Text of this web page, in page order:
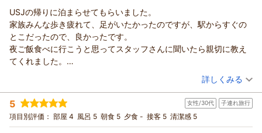
ホテルソビアル大阪ドーム前からの返信
この度はご宿泊いただき、また温かい口コミをご投稿いただき
誠にありがとうございます。
立地につきましては、ご不便をおかけしたにもかかわらずお越
しいただきありがとうございました。
お部屋や朝食にご満足いただけたとのお言葉を大変嬉しく拝見
いたしました。また、周辺のスーパーや飲食店などの利便性に
ついてもご評価いただきありがとうございます。
「また利用したい」とのお言葉は、スタッフ一同にとって何よ
りの励みです。今後も快適にお過ごしいただけるよう、サービ
USJの帰りに泊まらせてもらいました。
家族みんな歩き疲れて、足がいたかったのですが、駅からすぐの
とこだったので、良かったです。
夜ご飯食べに行こうと思ってスタッフさんに聞いたら親切に教え
てくれました。
朝食はすごぐ最高でした。子供も喜んで一杯食べました。また大
阪に行くときは宜しくお願いします。
（投稿日：2026/07/22）
宿泊時期： 2026年07月宿泊 (家族旅行)
投稿者： ともちゃんさん
宿泊プラン： 【お子様歓迎◆ファミリープラン】［朝食付き］ 小学生以下な
ら部屋代が無料！大阪の旅を、楽しくお得に。
ツイン 朝のみ
詳しくみる
5 女性/30代 子連れ旅行
項目別評価： 部屋 4 風呂 5 朝食 5 夕食 - 接客 5 清潔感 5